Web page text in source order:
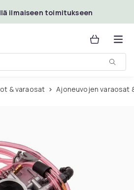
ilmaiseen toimitukseen
& varaosat Ajoneuvojen varaosat